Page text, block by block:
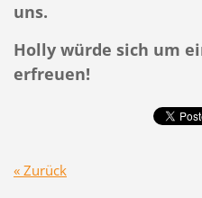
uns.
Holly würde sich um
erfreuen!
« Zurück